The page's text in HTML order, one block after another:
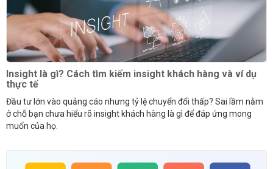
Insight là gì? Cách tìm kiếm insight khách hàng và ví dụ
thực tế
Đầu tư lớn vào quảng cáo nhưng tỷ lệ chuyển đổi thấp? Sai lầm nằm
ở chỗ bạn chưa hiểu rõ insight khách hàng là gì để đáp ứng mong
muốn của họ.